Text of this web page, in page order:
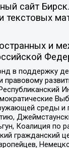
сайт
текстовых
и
в поддержку
среды и
Коалиция по
гражданский